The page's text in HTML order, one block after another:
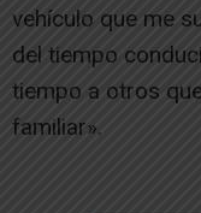
vehículo que me
del tiempo
tiempo a otros
familiar».